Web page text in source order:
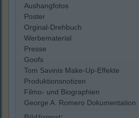
Aushangfotos
Poster
Orginal-Drehbuch
Werbematerial
Presse
Goofs
Tom Savinis Make-Up-Effekte
Produktionsnotizen
Filmo- und Biographien
George A. Romero Dokumentation